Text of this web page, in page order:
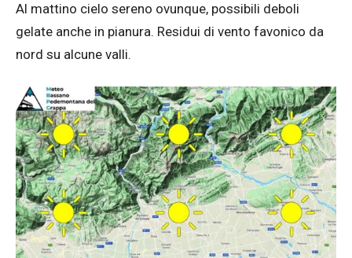
Al mattino cielo sereno ovunque, possibili deboli
gelate anche in pianura. Residui di vento favonico da
nord su alcune valli.